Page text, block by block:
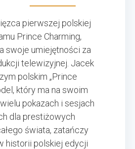
pierwszej polskiej
Prince Charming,
swoje umiejętności za
telewizyjnej. Jacek
polskim „Prince
który ma na swoim
pokazach i sesjach
dla prestiżowych
świata, zatańczy
historii polskiej edycji